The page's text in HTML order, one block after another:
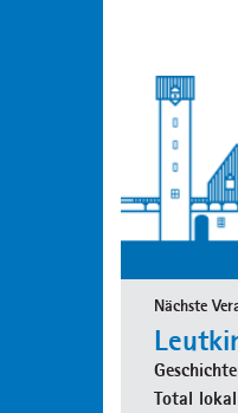
Nächste
Total